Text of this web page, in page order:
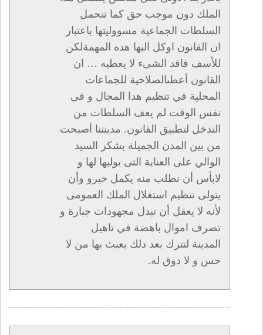
الملك دون موجب حق كما تتحمل
السلطات الجماعية مسووليتها باعتبار
ان القانون اوكل اليها هده المهمةلكن
للأسف فاقد الشىء لا يعطيه … ان
القانون أعطىالصلاحية للجماعات
المحلية في تنظيم هدا المجال و فى
نفس الوقت لم يعف السلطات من
التدخل لتطبيق القانون. مدينتنا أصبحت
من بين المدن الجميلة بشكر السيد
الوالي على العناية التى يوليها لها و
لابأس أن نطلب منه يكمل خيرو وأن
يتولى تنظيم استغلال الملك العمومى
لأنه لا يعقل أن تبدل مجهودات جبارة و
تصرف اموال باهضة في تاهيل
المدينة لتترك بعد دلك يعبث بها من لا
حس و لا دوق له.